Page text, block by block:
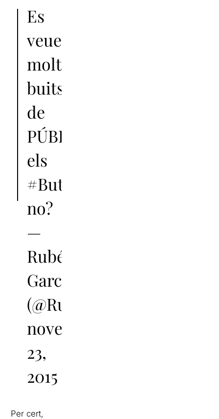
Es
veuen
molt
buits
de
PÚBLIC
els
#Butaca15
no?
—
Rubén
Garcia
(@RuGarciaE)
novembre
23,
2015
Per cert,